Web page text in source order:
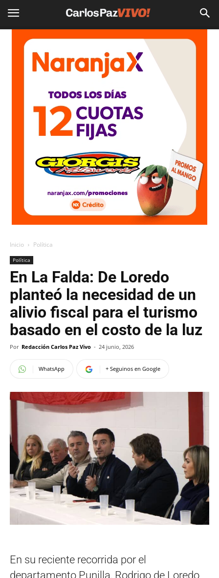
Inicio Política
Política
En La Falda: De Loredo
planteó la necesidad de un
alivio fiscal para el turismo
basado en el costo de la luz
Por Redacción Carlos Paz Vivo - 24 junio, 2026
WhatsApp + Seguinos en Google
En su reciente recorrida por el
departamento Punilla, Rodrigo de Loredo